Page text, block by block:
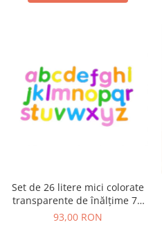
Set de 26 litere mici colorate
transparente de înălțime 70
mm, TickiT
93,00 RON